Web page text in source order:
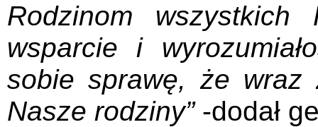
Rodzinom wszystkich
wsparcie i
sobie sprawę, że wraz
Nasze rodziny” -dodał